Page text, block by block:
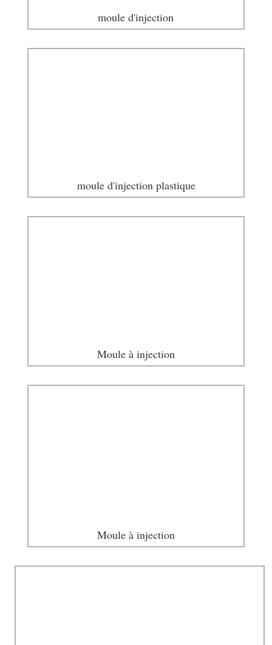
moule d'injection
moule d'injection plastique
Moule à injection
Moule à injection